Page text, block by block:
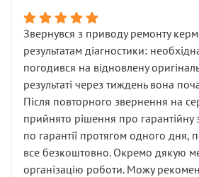
Звернувся з приводу ремонту
результатам діагностики:
погодився на відновлену
результаті через тиждень вона
Після повторного звернення на
прийнято рішення про гарантійну
по гарантії протягом одного дня,
все безкоштовно. Окремо дякую
організацію роботи. Можу